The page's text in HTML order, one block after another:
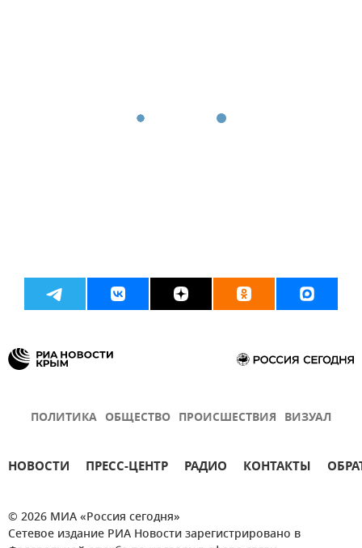
ПОЛИТИКА ОБЩЕСТВО ПРОИСШЕСТВИЯ ВИЗУАЛ
НОВОСТИ ПРЕСС-ЦЕНТР РАДИО КОНТАКТЫ
© 2026 МИА «Россия сегодня»
Сетевое издание РИА Новости зарегистрировано в